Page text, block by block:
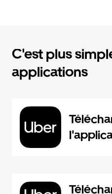
C'est plus
applications